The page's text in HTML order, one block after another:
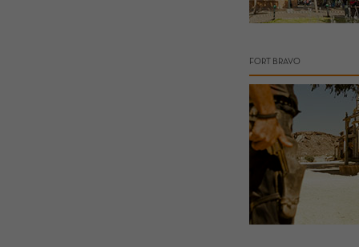
FORT BRAVO